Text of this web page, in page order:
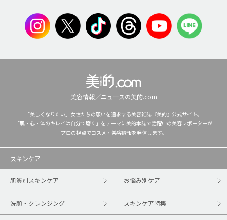
美容情報／ニュースの美的.com
「美しくなりたい」女性たちの願いを追求する美容雑誌『美的』公式サイト。
「肌・心・体のキレイは自分で磨く」をテーマに美的本誌で活躍中の美容レポーターが
プロの視点でコスメ・美容情報を発信します。
スキンケア
肌質別スキンケア お悩み別ケア
洗顔・クレンジング スキンケア特集